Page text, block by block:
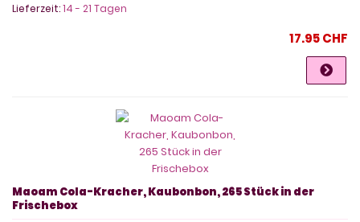
Lieferzeit:14 - 21 Tagen
17.95 CHF
Maoam Cola-Kracher, Kaubonbon, 265 Stück in der
Frischebox